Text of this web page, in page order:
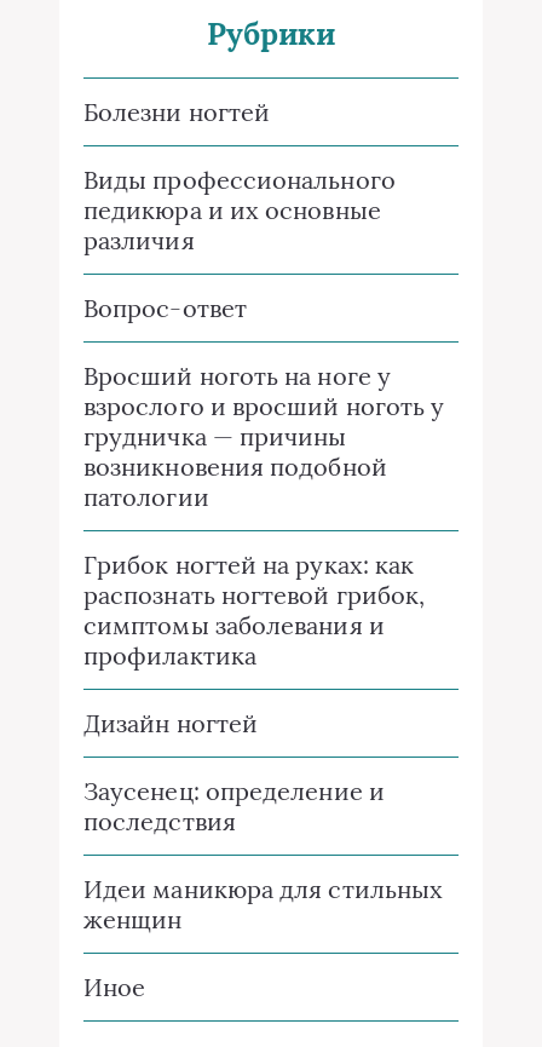
Рубрики
Болезни ногтей
Виды профессионального
педикюра и их основные
различия
Вопрос-ответ
Вросший ноготь на ноге у
взрослого и вросший ноготь у
грудничка — причины
возникновения подобной
патологии
Грибок ногтей на руках: как
распознать ногтевой грибок,
симптомы заболевания и
профилактика
Дизайн ногтей
Заусенец: определение и
последствия
Идеи маникюра для стильных
женщин
Иное